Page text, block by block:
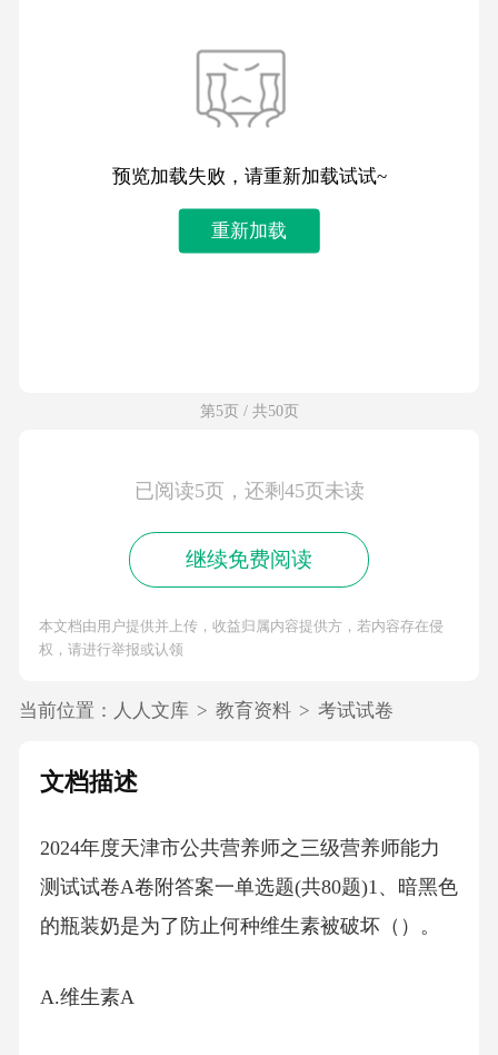
预览加载失败，请重新加载试试~
重新加载
第5页 / 共50页
已阅读5页，还剩45页未读
继续免费阅读
本文档由用户提供并上传，收益归属内容提供方，若内容存在侵
权，请进行举报或认领
当前位置： 人人文库 > 教育资料 > 考试试卷
文档描述
2024年度天津市公共营养师之三级营养师能力
测试试卷A卷附答案一单选题(共80题)1、暗黑色
的瓶装奶是为了防止何种维生素被破坏（）。
A.维生素A